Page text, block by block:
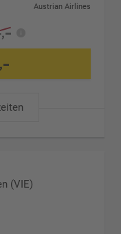
Austrian Airlines
(VIE)